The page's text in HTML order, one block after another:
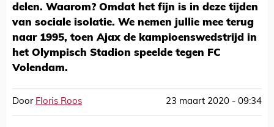
delen. Waarom? Omdat het fijn is in deze tijden
van sociale isolatie. We nemen jullie mee terug
naar 1995, toen Ajax de kampioenswedstrijd in
het Olympisch Stadion speelde tegen FC
Volendam.
Door Floris Roos 23 maart 2020 - 09:34